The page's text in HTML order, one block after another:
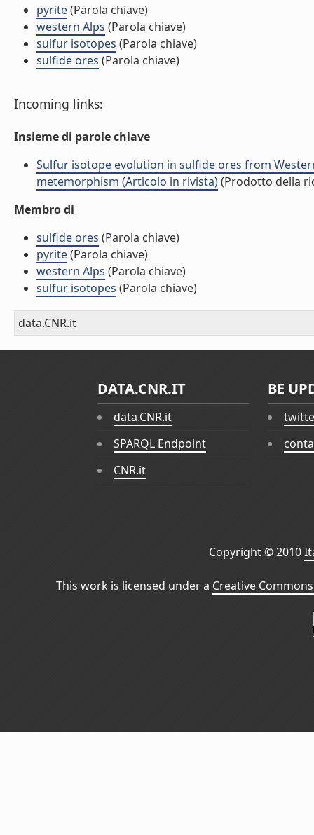
pyrite(Parola chiave)
western Alps (Parola chiave)
sulfur isotopes (Parola chiave)
sulfide ores (Parola chiave)
Incoming links:
Insieme di parole chiave
Sulfur isotope evolution in sulfide ores from
metemorphism (Articolo in rivista)(Prodotto della
Membro di
sulfide ores (Parola chiave)
pyrite(Parola chiave)
western Alps (Parola chiave)
sulfur isotopes (Parola chiave)
data.CNR.it
DATA.CNR.IT
data.CNR.it
SPARQL Endpoint
CNR.it
BE
Copyright © 2010
This work is licensed under a Creative